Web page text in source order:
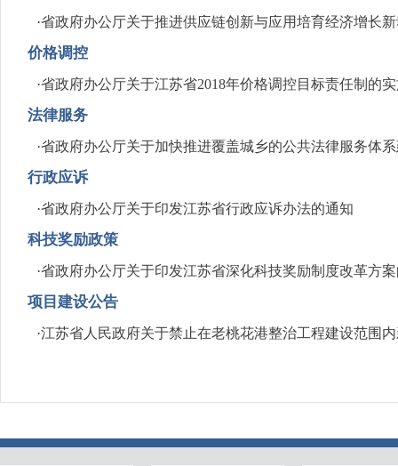
·省政府办公厅关于推进供应链创新与应用培育经济增长
价格调控
·省政府办公厅关于江苏省2018年价格调控目标责任制的
法律服务
·省政府办公厅关于加快推进覆盖城乡的公共法律服务体
行政应诉
·省政府办公厅关于印发江苏省行政应诉办法的通知
科技奖励政策
·省政府办公厅关于印发江苏省深化科技奖励制度改革方
项目建设公告
·江苏省人民政府关于禁止在老桃花港整治工程建设范围